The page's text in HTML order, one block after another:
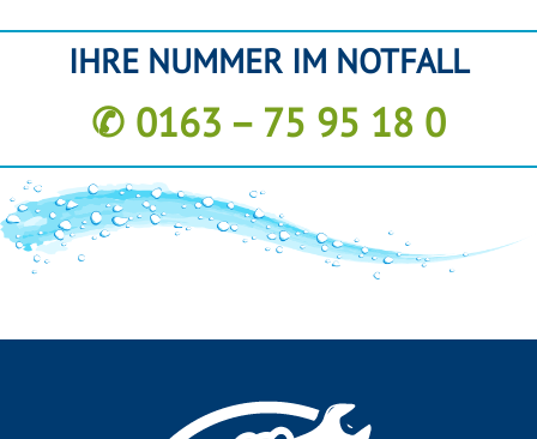
IHRE NUMMER IM NOTFALL
✆ 0163 – 75 95 18 0